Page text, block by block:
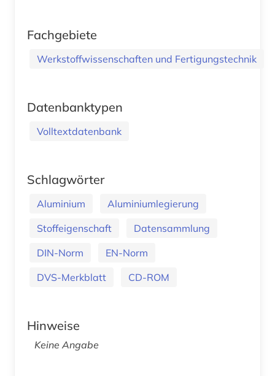
Fachgebiete
Werkstoffwissenschaften und Fertigungstechnik
Datenbanktypen
Volltextdatenbank
Schlagwörter
Aluminium
Aluminiumlegierung
Stoffeigenschaft
Datensammlung
DIN-Norm
EN-Norm
DVS-Merkblatt
CD-ROM
Hinweise
Keine Angabe